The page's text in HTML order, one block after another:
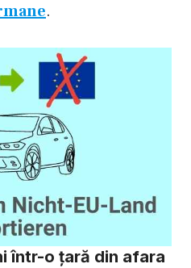
.
într-o țară din afara